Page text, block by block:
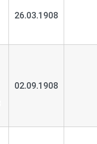
26.03.1908
02.09.1908